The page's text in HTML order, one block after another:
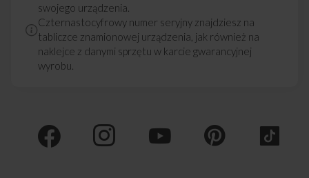
swojego urządzenia.
Czternastocyfrowy numer seryjny znajdziesz na
tabliczce znamionowej urządzenia, jak również na
naklejce z danymi sprzętu w karcie gwarancyjnej
wyrobu.